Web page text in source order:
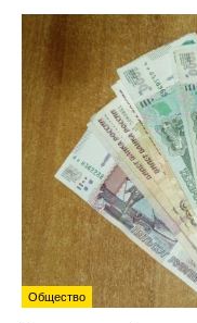
Общество